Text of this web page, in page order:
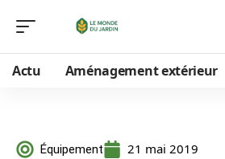
Actu Aménagement extérieur
Équipement 21 mai 2019